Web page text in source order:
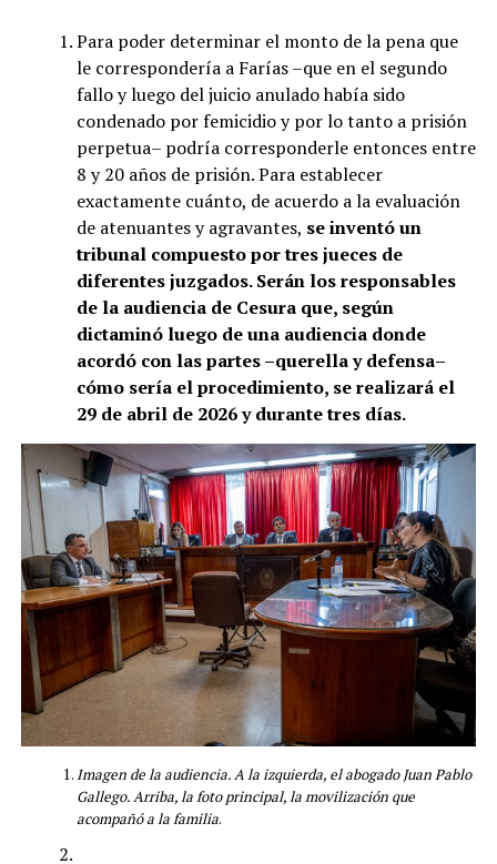
Para poder determinar el monto de la pena que
le correspondería a Farías –que en el segundo
fallo y luego del juicio anulado había sido
condenado por femicidio y por lo tanto a prisión
perpetua– podría corresponderle entonces entre
8 y 20 años de prisión. Para establecer
exactamente cuánto, de acuerdo a la evaluación
de atenuantes y agravantes, se inventó un
tribunal compuesto por tres jueces de
diferentes juzgados. Serán los responsables
de la audiencia de Cesura que, según
dictaminó luego de una audiencia donde
acordó con las partes –querella y defensa–
cómo sería el procedimiento, se realizará el
29 de abril de 2026 y durante tres días.
Imagen de la audiencia. A la izquierda, el abogado Juan Pablo
Gallego. Arriba, la foto principal, la movilización que
acompañó a la familia.